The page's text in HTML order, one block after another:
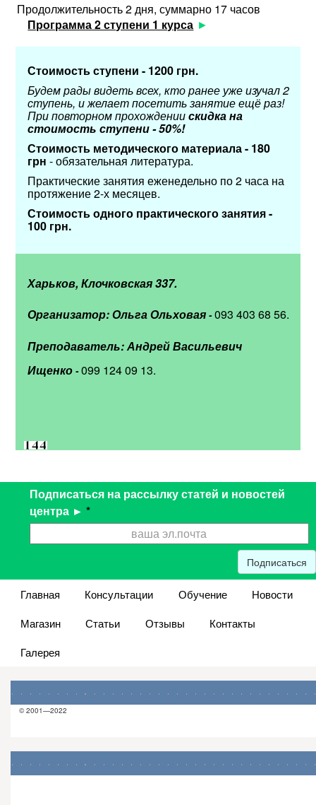
Продолжительность 2 дня, суммарно 17 часов
Программа 2 ступени 1 курса
Стоимость ступени - 1200 грн.
Будем рады видеть всех, кто ранее уже изучал 2
ступень, и желает посетить занятие ещё раз!
При повторном прохождениискидка на
стоимость ступени - 50%!
Стоимость методического материала - 180
грн - обязательная литература.
Практические занятия еженедельно по 2 часа на
протяжение 2-х месяцев.
Стоимость одного практического занятия -
100 грн.
Харьков, Клочковская 337.
Организатор: Ольга Ольховая - 093 403 68 56.
Преподаватель: Андрей Васильевич
Ищенко -099 124 09 13.
Подписаться на рассылку статей и новостей
центра ► *
Подписаться
Главная Консультации Обучение
Новости
Магазин
Статьи Отзывы
Контакты
Галерея
© 2001—2022